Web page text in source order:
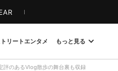
リート エンタメ もっと見る
のあるVlog散歩の舞台裏も収録